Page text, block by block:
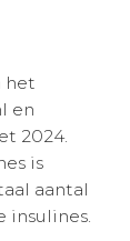
het
en
2024.
is
aantal
insulines.